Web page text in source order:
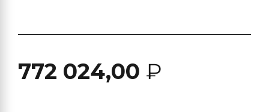
772 024,00 ₽